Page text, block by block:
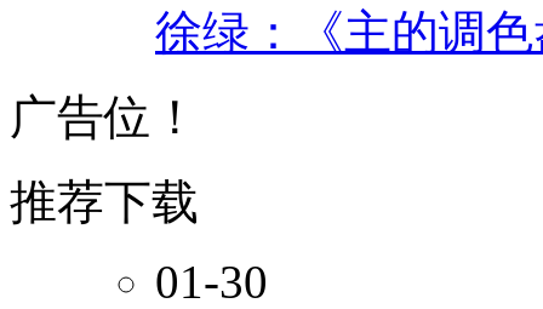
徐绿：《主的调
广告位！
推荐下载
01-30